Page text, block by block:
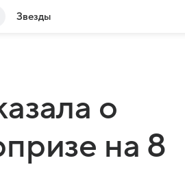
Звезды
о
на 8